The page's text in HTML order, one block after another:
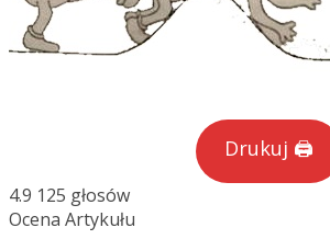
Drukuj 🖨
4.9 125 głosów
Ocena Artykułu